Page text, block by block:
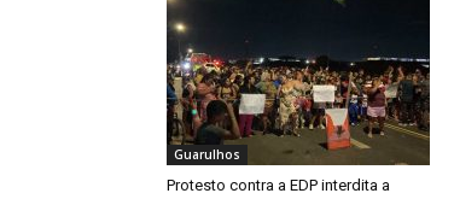
Guarulhos
Protesto contra a EDP interdita a